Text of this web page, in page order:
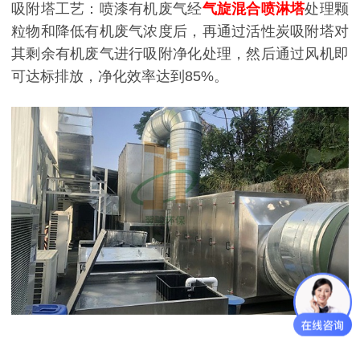
吸附塔工艺：喷漆有机废气经气旋混合喷淋塔处理颗
粒物和降低有机废气浓度后，再通过活性炭吸附塔对
其剩余有机废气进行吸附净化处理，然后通过风机即
可达标排放，净化效率达到85%。